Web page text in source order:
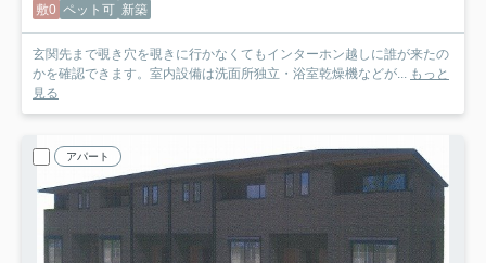
敷0 ペット可 新築
玄関先まで覗き穴を覗きに行かなくてもインターホン越しに誰が来たの
かを確認できます。室内設備は洗面所独立・浴室乾燥機などが...
もっと
見る
アパート